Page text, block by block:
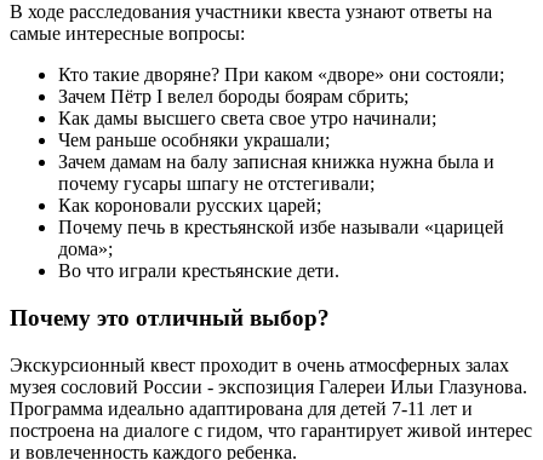
В ходе расследования участники квеста узнают ответы на
самые интересные вопросы:
Кто такие дворяне? При каком «дворе» они состояли;
Зачем Пётр I велел бороды боярам сбрить;
Как дамы высшего света свое утро начинали;
Чем раньше особняки украшали;
Зачем дамам на балу записная книжка нужна была и
почему гусары шпагу не отстегивали;
Как короновали русских царей;
Почему печь в крестьянской избе называли «царицей
дома»;
Во что играли крестьянские дети.
Почему это отличный выбор?
Экскурсионный квест проходит в очень атмосферных залах
музея сословий России - экспозиция Галереи Ильи Глазунова.
Программа идеально адаптирована для детей 7-11 лет и
построена на диалоге с гидом, что гарантирует живой интерес
и вовлеченность каждого ребенка.